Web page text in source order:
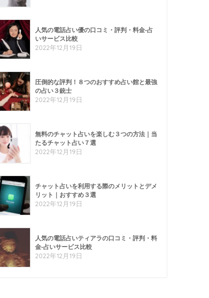
人気の電話占い優の口コミ・評判・料金-占
いサービス比較
2022年12月19日
圧倒的な評判！８つのおすすめ占い館と最強
の占い３銃士
2022年12月19日
無料のチャット占いを楽しむ３つの方法｜当
たるチャット占い７選
2022年12月19日
チャット占いを利用する際のメリットとデメ
リット｜おすすめ３選
2022年12月19日
人気の電話占いティアラの口コミ・評判・料
金-占いサービス比較
2022年12月19日